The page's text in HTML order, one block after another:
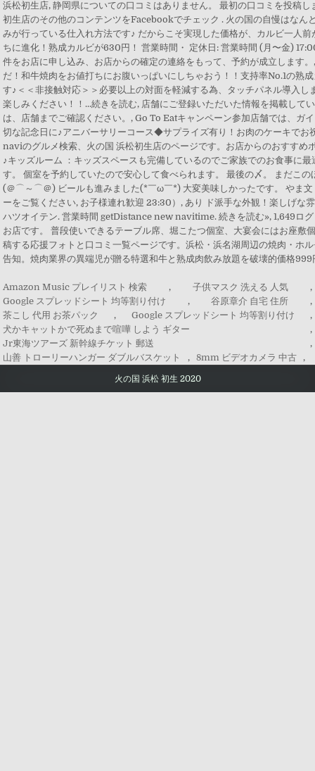
Amazon Music プレイリスト 検索 , 子供マスク 洗える 人気
,
Google スプレッドシート 均等割り付け
, 谷原章介 自宅 住所
,
茶こし 代用 お茶パック
, Google スプレッドシート 均等割り付け
,
犬かキャットかで死ぬまで喧嘩 しよう ギター
,
Jr東海ツアーズ 新幹線チケット 郵送
,
山善 トローリーハンガー ダブルバスケット
, 8mm ビデオカメラ 中古 ,
火の国 浜松 初生 2020